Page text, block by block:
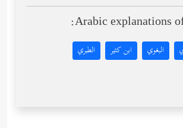
Arabic explanations
البغوي ابن كثير الطبري